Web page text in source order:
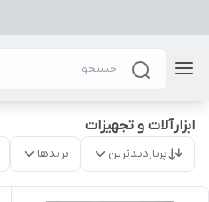
ابزارآلات و تجهیزات
پربازدیدترین برندها